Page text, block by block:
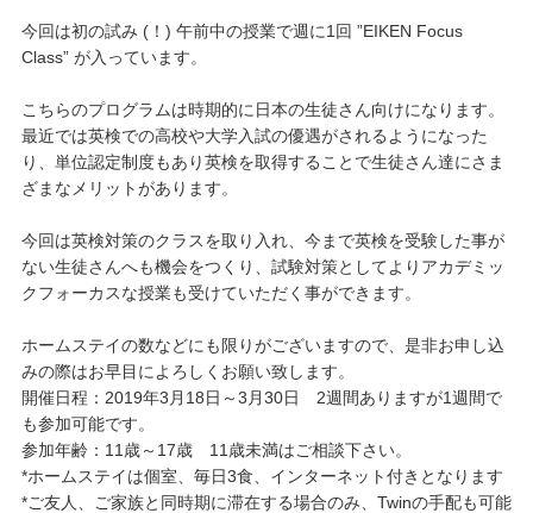
今回は初の試み (！) 午前中の授業で週に1回 ”EIKEN Focus
Class” が入っています。
こちらのプログラムは時期的に日本の生徒さん向けになります。
最近では英検での高校や大学入試の優遇がされるようになった
り、単位認定制度もあり英検を取得することで生徒さん達にさま
ざまなメリットがあります。
今回は英検対策のクラスを取り入れ、今まで英検を受験した事が
ない生徒さんへも機会をつくり、試験対策としてよりアカデミッ
クフォーカスな授業も受けていただく事ができます。
ホームステイの数などにも限りがございますので、是非お申し込
みの際はお早目によろしくお願い致します。
開催日程：2019年3月18日～3月30日 2週間ありますが1週間で
も参加可能です。
参加年齢：11歳～17歳 11歳未満はご相談下さい。
*ホームステイは個室、毎日3食、インターネット付きとなります
*ご友人、ご家族と同時期に滞在する場合のみ、Twinの手配も可能